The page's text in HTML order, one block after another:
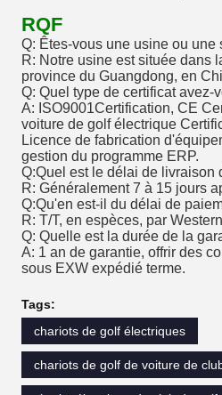
RQF
Q: Êtes-vous une usine ou une
R: Notre usine est située dans
province du Guangdong, en
Q: Quel type de certificat avez-
A: ISO9001Certification, CE
voiture de golf électrique
Licence de fabrication
gestion du programme ERP.
Q:Quel est le délai de livraison
R: Généralement 7 à 15 jours
Q:Qu'en est-il du délai de
R: T/T, en espèces, par
Q: Quelle est la durée de la
A: 1 an de garantie, offrir des
sous EXW expédié terme.
Tags:
chariots de golf électriques
chariots de golf de voiture de